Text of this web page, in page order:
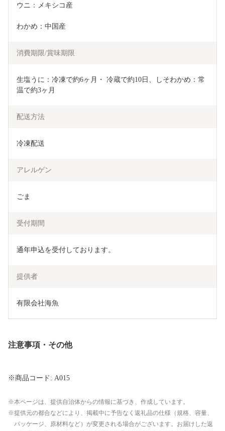
ウニ：メキシコ産
わかめ：中国産
消費期限/賞味期限
生塩うに：冷凍で約6ヶ月・ 冷蔵で約10日、しそわかめ：常
温で約3ヶ月
配送方法
冷凍配送
アレルゲン
ごま
受付期間
通年申込を受付しております。
提供者
有限会社海魚
注意事項・その他
※商品コード: A015
本ページは、提供自治体からの情報に基づき、作成しています。
提供元の都合などにより、掲載中に予告なく返礼品の仕様（規格、容量、
パッケージ、原材料など）が変更される場合がございます。お届けした返